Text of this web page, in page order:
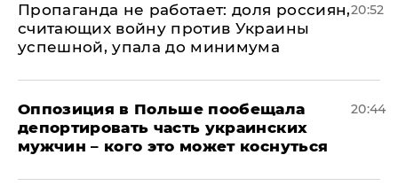
​Пропаганда не работает: доля россиян,
считающих войну против Украины
успешной, упала до минимума
20:52
Оппозиция в Польше пообещала
депортировать часть украинских
мужчин – кого это может коснуться
20:44